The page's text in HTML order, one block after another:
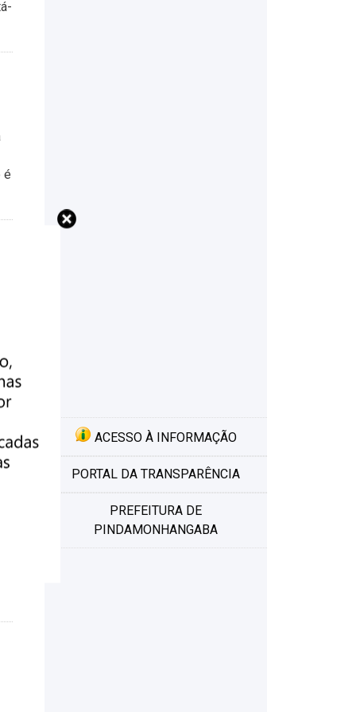
é
ACESSO À INFORMAÇÃO
PORTAL DA TRANSPARÊNCIA
PREFEITURA DE
PINDAMONHANGABA